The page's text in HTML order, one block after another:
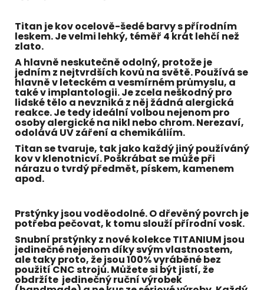
Titan je kov ocelově-šedé barvy s přírodním
leskem. Je velmi lehký, téměř 4 krát lehčí než
zlato.
A hlavně neskutečně odolný, protože je
jedním z nejtvrdších kovů na světě. Používá se
hlavně v leteckém a vesmírném průmyslu, a
také v implantologii. Je zcela neškodný pro
lidské tělo a nevzniká z něj žádná alergická
reakce. Je tedy ideální volbou nejenom pro
osoby alergické na nikl nebo chrom. Nerezaví,
odolává UV záření a chemikáliím.
Titan se tvaruje, tak jako každý jiný používáný
kov v klenotnicví. Poškrábat se může při
nárazu o tvrdý předmět, pískem, kamenem
apod.
Prstýnky jsou voděodolné. O dřevěný povrch je
potřeba pečovat, k tomu slouží přírodní vosk.
Snubní prstýnky z nové kolekce TITANIUM jsou
jedinečné nejenom díky svým vlastnostem,
ale taky proto, že jsou 100% vyráběné bez
použití CNC strojů. Můžete si být jistí, že
obdržíte jedinečný ruční výrobek